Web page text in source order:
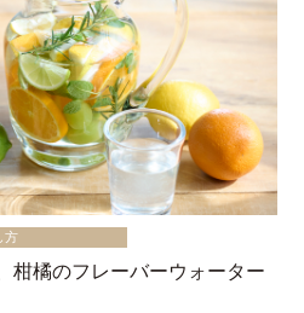
方
柑橘のフレーバーウォーター